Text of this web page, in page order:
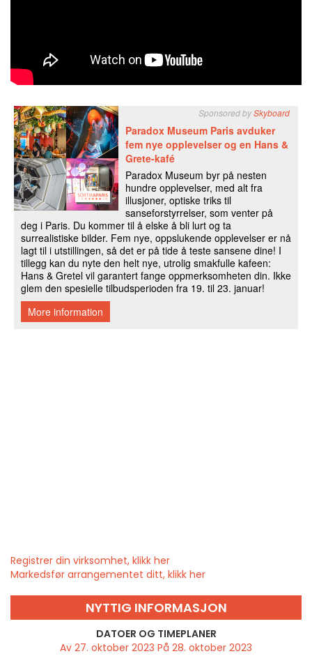
Registrer din virksomhet, klikk her
Markedsfør arrangementet ditt, klikk her
NYTTIG INFORMASJON
DATOER OG TIMEPLANER
Av 27. oktober 2023 På 28. oktober 2023